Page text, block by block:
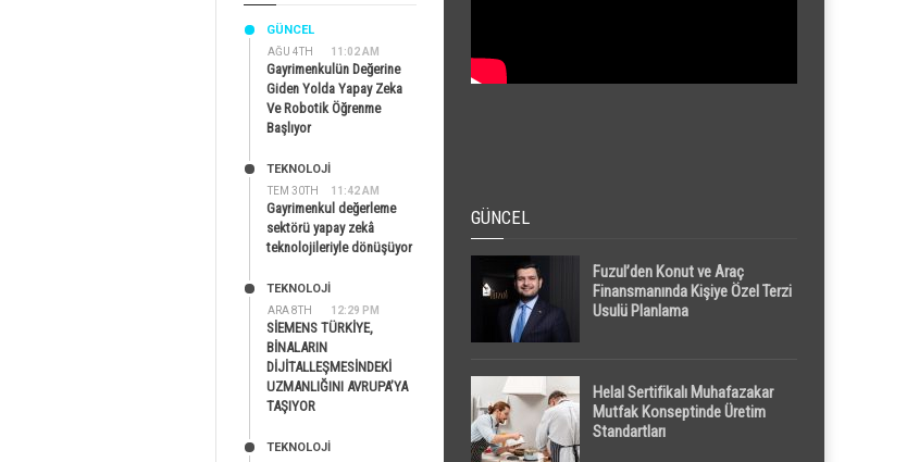
AĞU 4TH 11:02 AM
GÜNCEL
Gayrimenkulün Değerine
Giden Yolda Yapay Zeka
Ve Robotik Öğrenme
Başlıyor
TEM 30TH 11:42 AM
TEKNOLOJİ
Gayrimenkul değerleme
sektörü yapay zekâ
teknolojileriyle dönüşüyor
ARA 8TH 12:29 PM
TEKNOLOJİ
SİEMENS TÜRKİYE,
BİNALARIN
DİJİTALLEŞMESİNDEKİ
UZMANLIĞINI AVRUPA’YA
TAŞIYOR
TEKNOLOJİ
GÜNCEL
Fuzul’den Konut ve Araç
Finansmanında Kişiye Özel Terzi
Usulü Planlama
Helal Sertifikalı Muhafazakar
Mutfak Konseptinde Üretim
Standartları